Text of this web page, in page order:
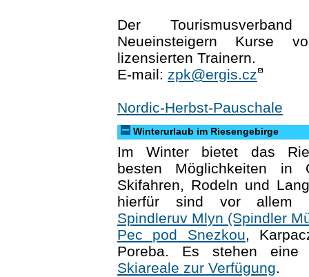
Der
Neueinsteigern Kurse
lizensierten Trainern.
E-mail: zpk@ergis.cz
Nordic-Herbst-Pauschale
Winterurlaub im Riesengebirge
Im Winter bietet das
besten Möglichkeiten in
Skifahren, Rodeln und
hierfür sind vor allem
Spindleruv Mlyn (Spindler
Pec pod Snezkou,
Poreba. Es stehen eine
Skiareale zur Verfügung.